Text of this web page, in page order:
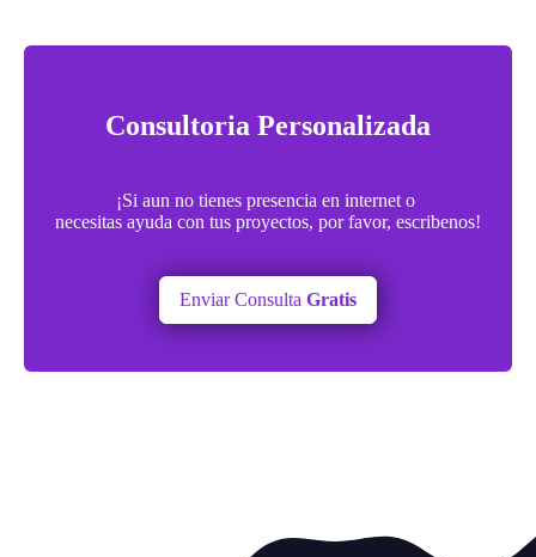
Consultoria Personalizada
¡Si aun no tienes presencia en internet o
necesitas ayuda con tus proyectos, por favor, escribenos!
Enviar Consulta Gratis